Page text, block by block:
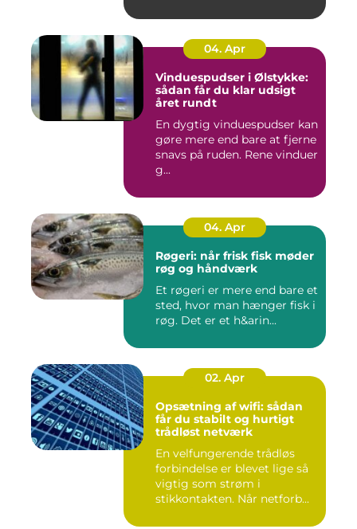
04. Apr
Vinduespudser i Ølstykke:
sådan får du klar udsigt
året rundt
En dygtig vinduespudser kan
gøre mere end bare at fjerne
snavs på ruden. Rene vinduer
g...
04. Apr
Røgeri: når frisk fisk møder
røg og håndværk
Et røgeri er mere end bare et
sted, hvor man hænger fisk i
røg. Det er et h&arin...
02. Apr
Opsætning af wifi: sådan
får du stabilt og hurtigt
trådløst netværk
En velfungerende trådløs
forbindelse er blevet lige så
vigtig som strøm i
stikkontakten. Når netforb...